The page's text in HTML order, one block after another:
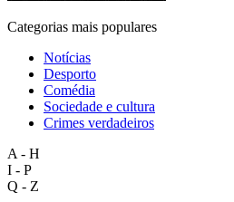
Categorias mais populares
Notícias
Desporto
Comédia
Sociedade e cultura
Crimes verdadeiros
A - H
I - P
Q - Z